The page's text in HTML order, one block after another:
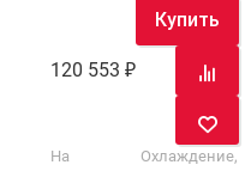
120 553
Купить
На
Охлаждение,